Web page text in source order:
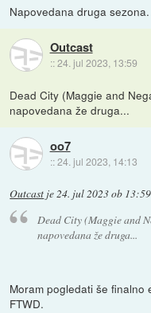
Napovedana druga sezona.
Outcast
::24. jul 2023, 13:59
Dead City (Maggie and
napovedana že druga...
oo7
::24. jul 2023, 14:13
Outcast je24. jul 2023 ob 13:59
Dead City (Maggie and
napovedana že druga...
Moram pogledati še
FTWD.